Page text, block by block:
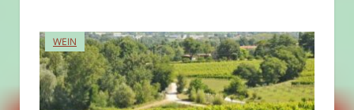
WEIN